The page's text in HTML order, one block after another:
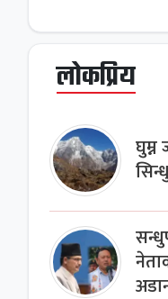
लोकप्रिय
घुम्न